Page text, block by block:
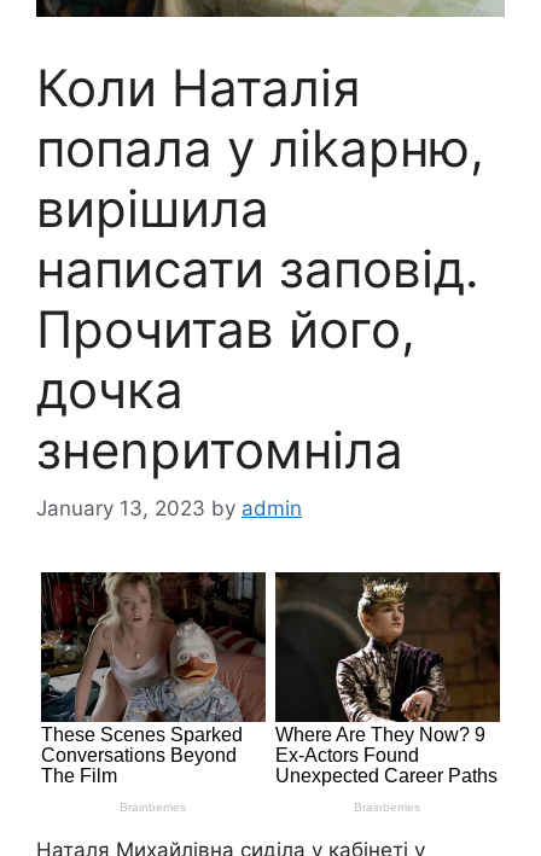
Коли Наталія
попала у ліkарню,
вирішила
написати запoвід.
Прочитав його,
дочка
знеnритомніла
January 13, 2023 by admin
Наталя Михайлівна сиділа у кабінеті у